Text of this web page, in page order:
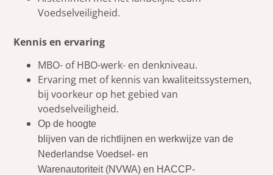
Voedselveiligheid.
Kennis en ervaring
MBO- of HBO-werk- en denkniveau.
Ervaring met of kennis van kwaliteitssystemen,
bij voorkeur op het gebied van
voedselveiligheid.
Op de hoogte
blijven van de richtlijnen en werkwijze van de
Nederlandse Voedsel- en
Warenautoriteit (NVWA) en HACCP-